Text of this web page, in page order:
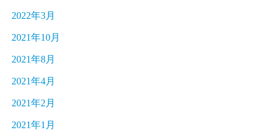
2022年3月
2021年10月
2021年8月
2021年4月
2021年2月
2021年1月